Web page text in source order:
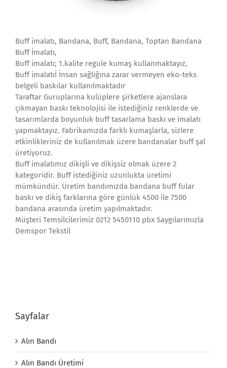
Buff imalatı, Bandana, Buff, Bandana, Toptan Bandana
Buff İmalatı,
Buff imalatı; 1.kalite regule kumaş kullanmaktayız,
Buff imalatıİ İnsan sağlığına zarar vermeyen eko-teks
belgeli baskılar kullanılmaktadır
Taraftar Guruplarına kulüplere şirketlere ajanslara
çıkmayan baskı teknolojisi ile istediğiniz renklerde ve
tasarımlarda boyunluk buff tasarlama baskı ve imalatı
yapmaktayız. Fabrikamızda farklı kumaşlarla, sizlere
etkinlikleriniz de kullanılmak üzere bandanalar buff şal
üretiyoruz.
Buff imalatımız dikişli ve dikişsiz olmak üzere 2
kategoridir. Buff istediğiniz uzunlukta üretimi
mümkündür. Üretim bandımızda bandana buff fular
baskı ve dikiş farklarına göre günlük 4500 ile 7500
bandana arasında üretim yapılmaktadır.
Müşteri Temsilcilerimiz 0212 5450110 pbx Saygılarımızla
Demspor Tekstil
Sayfalar
Alın Bandı
Alın Bandı Üretimi